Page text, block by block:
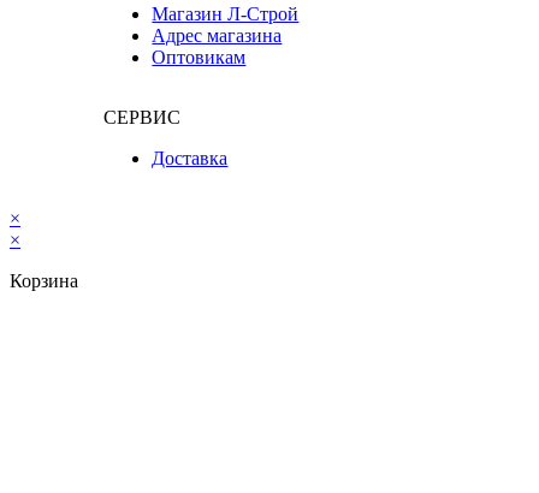
Магазин Л-Строй
Адрес магазина
Оптовикам
СЕРВИС
Доставка
×
×
Корзина